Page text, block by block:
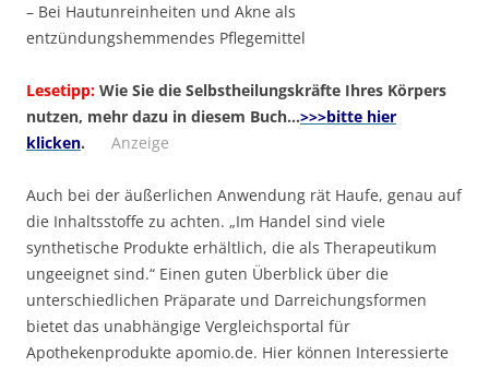
– Bei Hautunreinheiten und Akne als
entzündungshemmendes Pflegemittel
Lesetipp: Wie Sie die Selbstheilungskräfte Ihres Körpers
nutzen, mehr dazu in diesem Buch…>>>bitte hier
klicken. Anzeige
Auch bei der äußerlichen Anwendung rät Haufe, genau auf
die Inhaltsstoffe zu achten. „Im Handel sind viele
synthetische Produkte erhältlich, die als Therapeutikum
ungeeignet sind.“ Einen guten Überblick über die
unterschiedlichen Präparate und Darreichungsformen
bietet das unabhängige Vergleichsportal für
Apothekenprodukte apomio.de. Hier können Interessierte